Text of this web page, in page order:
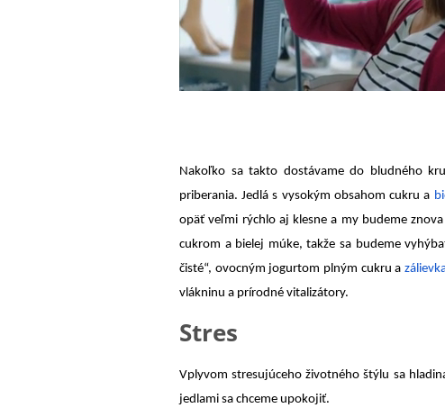
Nakoľko sa takto dostávame do bludného
priberania. Jedlá s vysokým obsahom cukru a
opäť veľmi rýchlo aj klesne a my budeme
cukrom a bielej múke, takže sa budeme
čisté“, ovocným jogurtom plným cukru a
vlákninu a prírodné vitalizátory.
Stres
Vplyvom stresujúceho životného štýlu sa
jedlami sa chceme upokojiť.